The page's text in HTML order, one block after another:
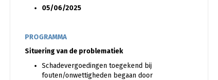
05/06/2025
PROGRAMMA
Situering van de problematiek
Schadevergoedingen toegekend bij
fouten/onwettigheden begaan door